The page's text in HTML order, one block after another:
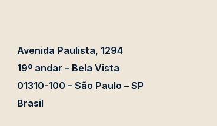
Avenida Paulista, 1294
19º andar – Bela Vista
01310-100 – São Paulo – SP
Brasil